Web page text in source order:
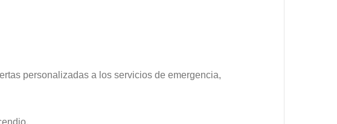
personalizadas a los servicios de emergencia,